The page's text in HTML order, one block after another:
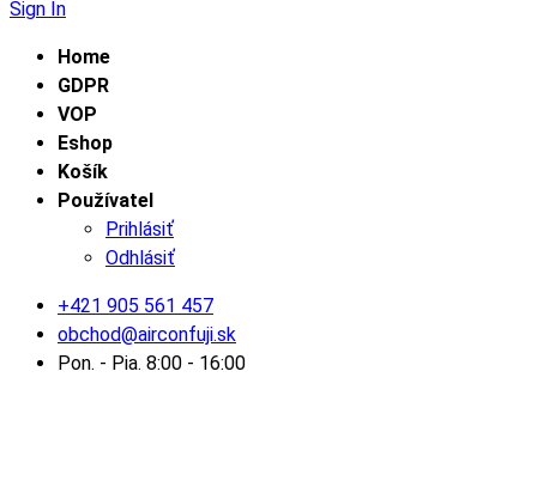
Sign In
Home
GDPR
VOP
Eshop
Košík
Používatel
Prihlásiť
Odhlásiť
+421 905 561 457
obchod@airconfuji.sk
Pon. - Pia. 8:00 - 16:00